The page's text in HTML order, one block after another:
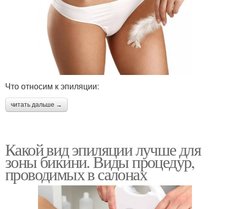
Что относим к эпиляции:
читать дальше →
Какой вид эпиляции лучше для
зоны бикини. Виды процедур,
проводимых в салонах